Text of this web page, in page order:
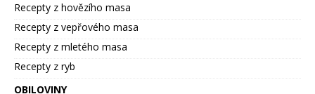
Recepty z hovězího masa
Recepty z vepřového masa
Recepty z mletého masa
Recepty z ryb
OBILOVINY